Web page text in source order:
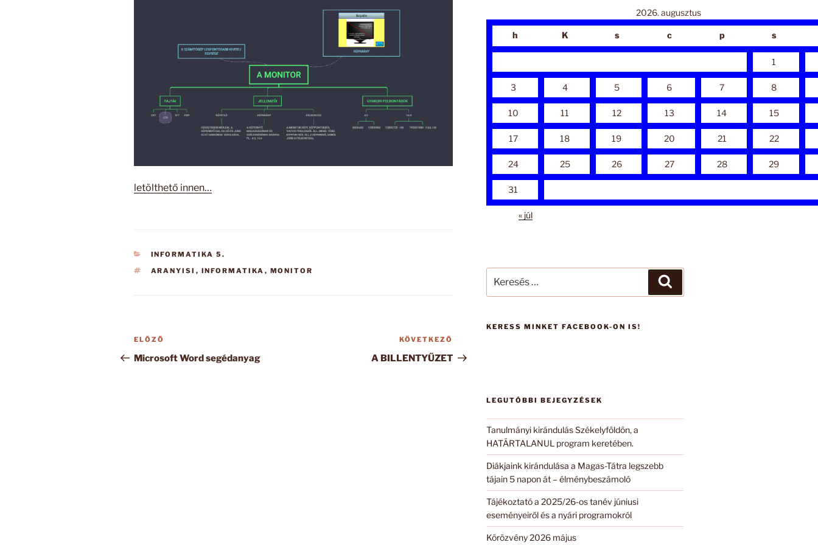
letölthető innen…
KATEGÓRIÁK
INFORMATIKA 5.
CÍMKÉK
ARANYISI , INFORMATIKA , MONITOR
Bejegyzés
navigáció
Korábbi
bejegyzés
ELŐZŐ
Microsoft Word segédanyag
bejegyzés
KÖVETKEZŐ
A BILLENTYŰZET
2026. augusztus
h K s c p s
1
3 4 5 6 7 8
10 11 12 13 14 15
17 18 19 20 21 22
24 25 26 27 28 29
31
« júl
következő
KERESS MINKET FACEBOOK-ON IS!
LEGUTÓBBI BEJEGYZÉSEK
Tanulmányi kirándulás Székelyföldön, a
HATÁRTALANUL program keretében.
Diákjaink kirándulása a Magas-Tátra legszebb
tájain 5 napon át – élménybeszámoló
Tájékoztató a 2025/26-os tanév júniusi
eseményeiről és a nyári programokról
Körözvény 2026 május